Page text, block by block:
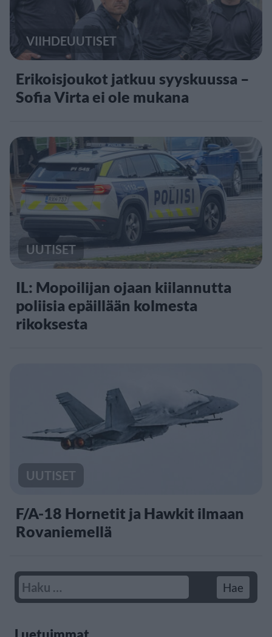
VIIHDEUUTISET
Erikoisjoukot jatkuu syyskuussa –
Sofia Virta ei ole mukana
UUTISET
IL: Mopoilijan ojaan kiilannutta
poliisia epäillään kolmesta
rikoksesta
UUTISET
F/A-18 Hornetit ja Hawkit ilmaan
Rovaniemellä